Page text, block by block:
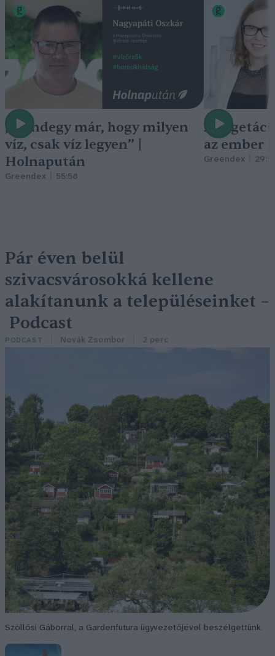
„Mindegy már, hogy milyen
víz, csak víz legyen” |
Holnapután
Greendex 55:58
A
az ember
Greendex
Pár éven belül
szivacsvárosokká kellene
alakítanunk a településeinket –
Podcast
PODCAST Novák Zsombor 2 perc
Szöllősi Gáborral, a Gardenfutura ügyvezetőjével beszélgettünk.